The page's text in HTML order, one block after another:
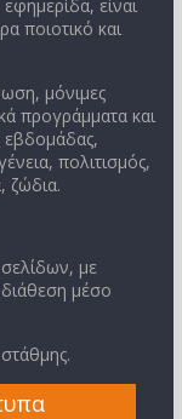
είναι
ποιοτικό και
μόνιμες
προγράμματα και
εβδομάδας,
πολιτισμός,
ζώδια.
με
μέσο